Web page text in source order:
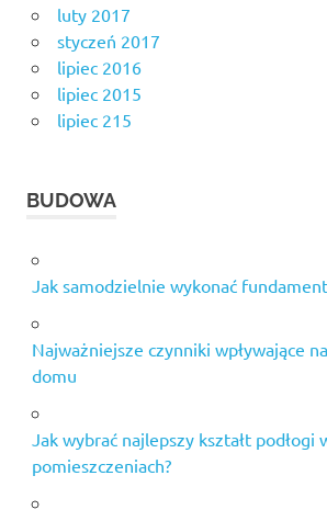
luty 2017
styczeń 2017
lipiec 2016
lipiec 2015
lipiec 215
BUDOWA
Jak samodzielnie wykonać
Najważniejsze czynniki wpływające
domu
Jak wybrać najlepszy kształt podłogi
pomieszczeniach?